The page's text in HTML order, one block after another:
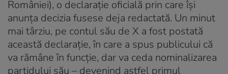
României), o declaraţie oficială prin care îşi
anunţa decizia fusese deja redactată. Un minut
mai târziu, pe contul său de X a fost postată
această declaraţie, în care a spus publicului că
va rămâne în funcţie, dar va ceda nominalizarea
partidului său – devenind astfel primul